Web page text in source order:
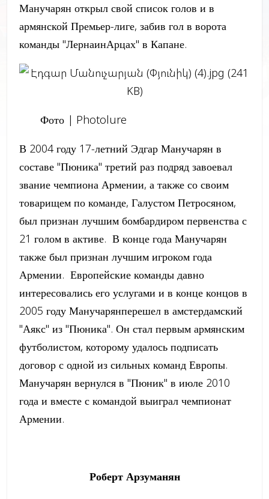
Манучарян открыл свой список голов и в
армянской Премьер-лиге, забив гол в ворота
команды "ЛернаинАрцах" в Капане.
Фото | Photolure
В 2004 году 17-летний Эдгар Манучарян в
составе "Пюника" третий раз подряд завоевал
звание чемпиона Армении, а также со своим
товарищем по команде, Галустом Петросяном,
был признан лучшим бомбардиром первенства с
21 голом в активе. В конце года Манучарян
также был признан лучшим игроком года
Армении. Европейские команды давно
интересовались его услугами и в конце концов в
2005 году Манучарянперешел в амстердамский
"Аякс" из "Пюника". Он стал первым армянским
футболистом, которому удалось подписать
договор с одной из сильных команд Европы.
Манучарян вернулся в "Пюник" в июле 2010
года и вместе с командой выиграл чемпионат
Армении.
Роберт Арзуманян